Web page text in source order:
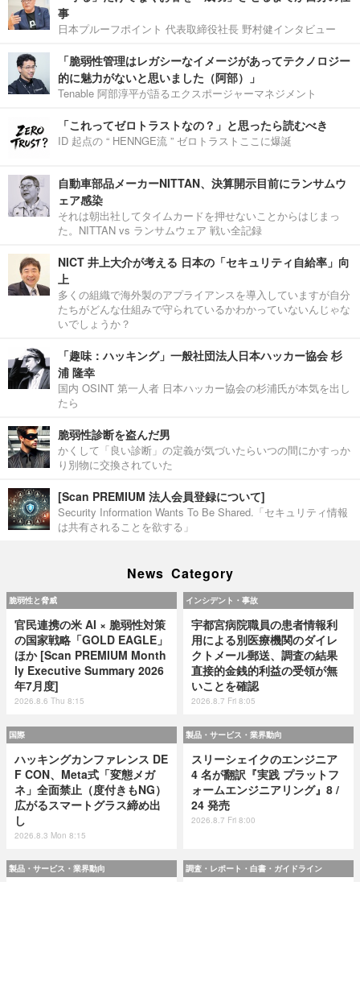
事
日本プルーフポイント 代表取締役社長 野村健インタビュー
「脆弱性管理はレガシーなイメージがあってテクノロジー
的に魅力がないと思いました（阿部）」
Tenable 阿部淳平が語るエクスポージャーマネジメント
「これってゼロトラストなの？」と思ったら読むべき
ID 起点の “ HENNGE流 ” ゼロトラストここに爆誕
自動車部品メーカーNITTAN、決算開示目前にランサムウ
ェア感染
それは朝出社してタイムカードを押せないことからはじまっ
た。NITTAN vs ランサムウェア 戦い全記録
NICT 井上大介が考える 日本の「セキュリティ自給率」向
上
多くの組織で海外製のアプライアンスを導入していますが自分
たちがどんな仕組みで守られているかわかっていないんじゃな
いでしょうか？
「趣味：ハッキング」一般社団法人日本ハッカー協会 杉
浦 隆幸
国内 OSINT 第一人者 日本ハッカー協会の杉浦氏が本気を出し
たら
脆弱性診断を盗んだ男
かくして「良い診断」の定義が気づいたらいつの間にかすっか
り別物に交換されていた
[Scan PREMIUM 法人会員登録について]
Security Information Wants To Be Shared.「セキュリティ情報
は共有されることを欲する」
News Category
脆弱性と脅威
官民連携の米 AI × 脆弱性対策
の国家戦略「GOLD EAGLE」
ほか [Scan PREMIUM Month
ly Executive Summary 2026
年7月度]
2026.8.6 Thu 8:15
インシデント・事故
宇都宮病院職員の患者情報利
用による別医療機関のダイレ
クトメール郵送、調査の結果
直接的金銭的利益の受領が無
いことを確認
2026.8.7 Fri 8:05
国際
ハッキングカンファレンス DE
F CON、Meta式「変態メガ
ネ」全面禁止（度付きもNG）
広がるスマートグラス締め出
し
2026.8.3 Mon 8:15
製品・サービス・業界動向
スリーシェイクのエンジニア
4 名が翻訳『実践 プラットフ
ォームエンジニアリング』8 /
24 発売
2026.8.7 Fri 8:00
製品・サービス・業界動向 調査・レポート・白書・ガイドライン